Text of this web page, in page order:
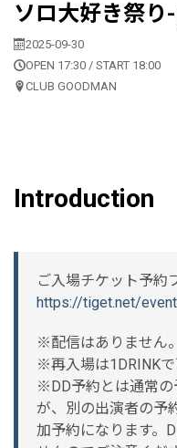
ソロ大好き祭
2025-09-30
OPEN 17:30 / START 18:00
CLUB GOODMAN
Introduction
ご入場チケット予約
https://tiget.net/
※配信はありません。
※再入場は1DRINK
※DD予約とは通常
が、別の出演者の予
加予約になります。